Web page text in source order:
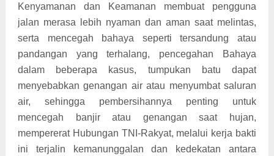
Kenyamanan dan Keamanan membuat pengguna
jalan merasa lebih nyaman dan aman saat melintas,
serta mencegah bahaya seperti tersandung atau
pandangan yang terhalang, pencegahan Bahaya
dalam beberapa kasus, tumpukan batu dapat
menyebabkan genangan air atau menyumbat saluran
air, sehingga pembersihannya penting untuk
mencegah banjir atau genangan saat hujan,
mempererat Hubungan TNI-Rakyat, melalui kerja bakti
ini terjalin kemanunggalan dan kedekatan antara